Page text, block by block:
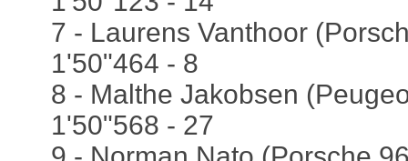
7 - Laurens Vanthoor
1'50"464 - 8
8 - Malthe Jakobsen
1'50"568 - 27